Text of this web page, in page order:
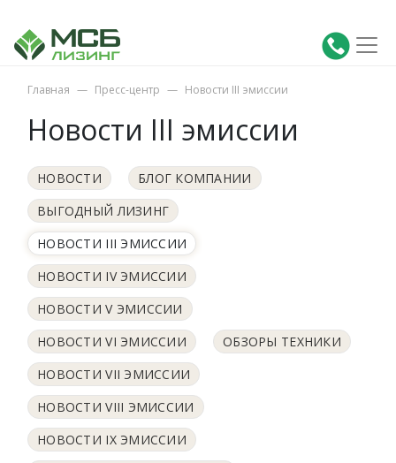
Главная Пресс-центр Новости III эмиссии
Новости III эмиссии
НОВОСТИ
БЛОГ КОМПАНИИ
ВЫГОДНЫЙ ЛИЗИНГ
НОВОСТИ III ЭМИССИИ
НОВОСТИ IV ЭМИССИИ
НОВОСТИ V ЭМИССИИ
НОВОСТИ VI ЭМИССИИ
ОБЗОРЫ ТЕХНИКИ
НОВОСТИ VII ЭМИССИИ
НОВОСТИ VIII ЭМИССИИ
НОВОСТИ IX ЭМИССИИ